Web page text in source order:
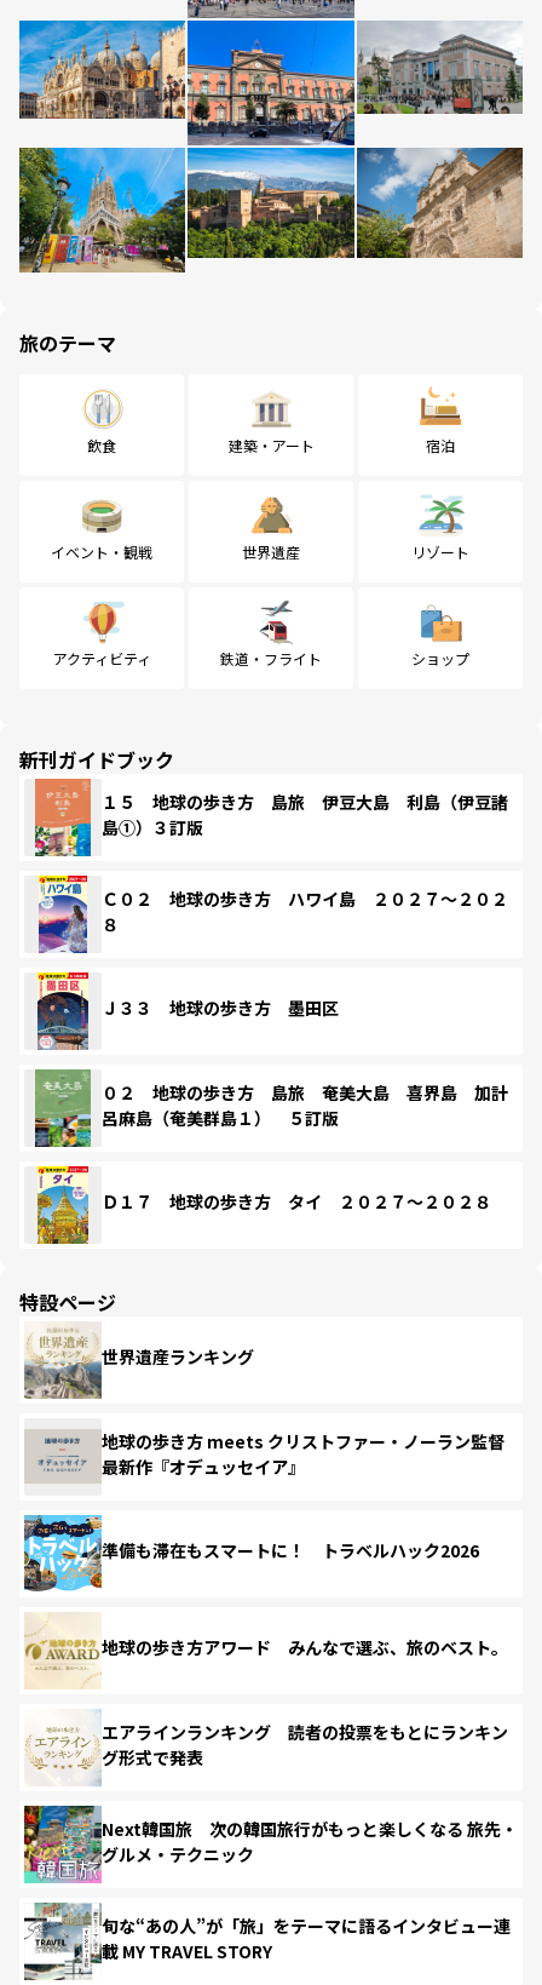
旅のテーマ
飲食 建築・アート 宿泊
イベント・観戦 世界遺産 リゾート
アクティビティ 鉄道・フライト ショップ
新刊ガイドブック
１５ 地球の歩き方 島旅 伊豆大島 利島（伊豆諸
島①）３訂版
Ｃ０２ 地球の歩き方 ハワイ島 ２０２７～２０２
８
Ｊ３３ 地球の歩き方 墨田区
０２ 地球の歩き方 島旅 奄美大島 喜界島 加計
呂麻島（奄美群島１） ５訂版
Ｄ１７ 地球の歩き方 タイ ２０２７～２０２８
特設ページ
世界遺産ランキング
地球の歩き方 meets クリストファー・ノーラン監督
最新作『オデュッセイア』
準備も滞在もスマートに！ トラベルハック2026
地球の歩き方アワード みんなで選ぶ、旅のベスト。
エアラインランキング 読者の投票をもとにランキン
グ形式で発表
Next韓国旅 次の韓国旅行がもっと楽しくなる 旅先・
グルメ・テクニック
旬な“あの人”が「旅」をテーマに語るインタビュー連
載 MY TRAVEL STORY